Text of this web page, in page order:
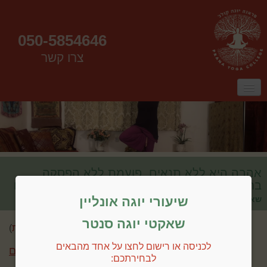
ראשי
אודות
050-5854646
צרו קשר
אהבה היא ללא תנאים, פועמת ללא הפסקה.
בחיבה מעורבת סיבתיות ולכן היא עלולה להסתיים
שאקטי
שיעורי יוגה אונליין
שאקטי יוגה סנטר
לכניסה או רישום לחצו על אחד מהבאים
לבחירתכם:
שלום אורח ( התחברות)
חזרה לכל השיעורים